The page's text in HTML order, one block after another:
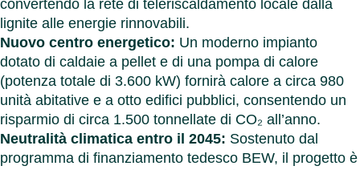
Chiudi
convertendo la rete di teleriscaldamento locale dalla
lignite alle energie rinnovabili.
Nuovo centro energetico: Un moderno impianto
dotato di caldaie a pellet e di una pompa di calore
(potenza totale di 3.600 kW) fornirà calore a circa 980
unità abitative e a otto edifici pubblici, consentendo un
risparmio di circa 1.500 tonnellate di CO₂ all’anno.
Neutralità climatica entro il 2045: Sostenuto dal
programma di finanziamento tedesco BEW, il progetto è